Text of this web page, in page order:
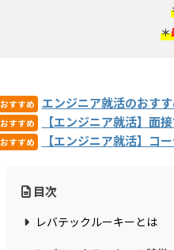
＊
おすすめ エンジニア就活のおす
おすすめ 【エンジニア就活】面
おすすめ 【エンジニア就活】コ
目次
レバテックルーキーとは